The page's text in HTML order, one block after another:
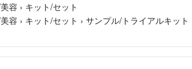
容 › キット/セット
容 › キット/セット › サンプル/トライアルキット